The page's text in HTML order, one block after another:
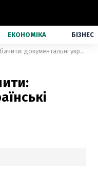
ЕКОНОМІКА БІЗНЕС
Те, що варто побачити: документальні українські фільми 2025 року